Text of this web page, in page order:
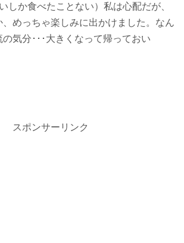
しか食べたことない）私は心配だが、
めっちゃ楽しみに出かけました。なん
気分･･･大きくなって帰っておい
スポンサーリンク